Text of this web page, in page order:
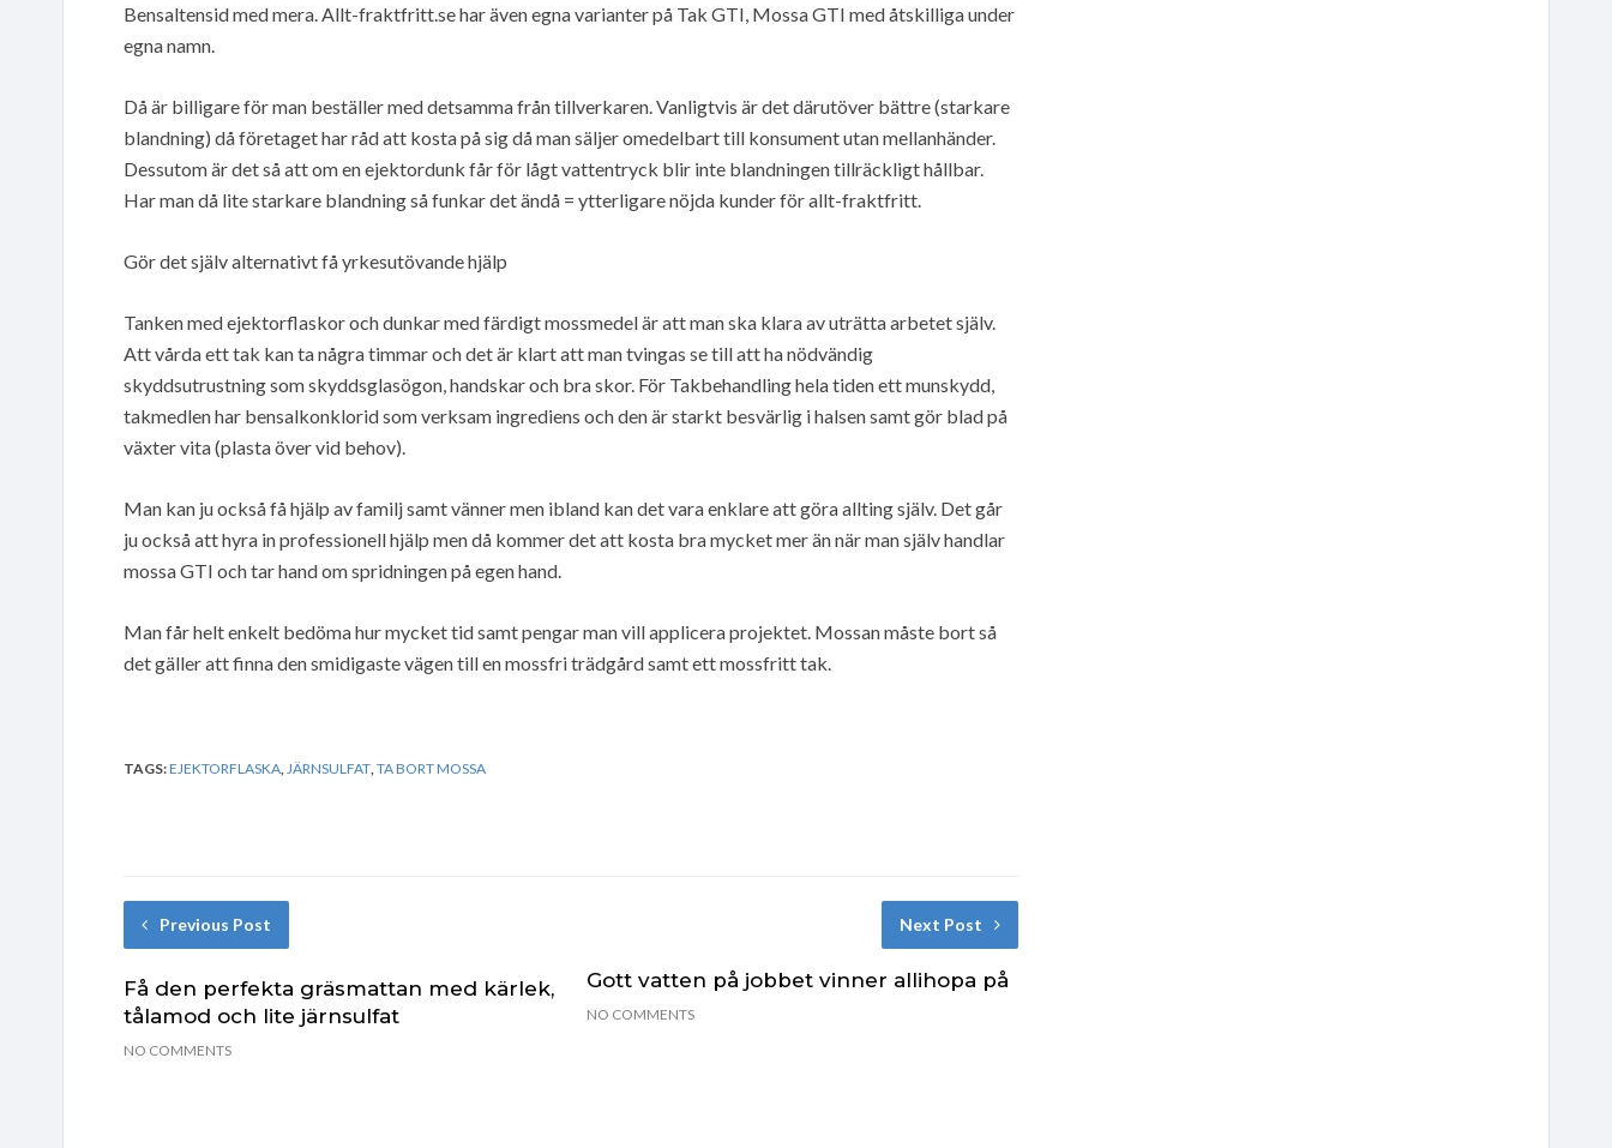
Bensaltensid med mera. Allt-fraktfritt.se har även egna varianter på Tak GTI, Mossa GTI med åtskilliga under
egna namn.
Då är billigare för man beställer med detsamma från tillverkaren. Vanligtvis är det därutöver bättre (starkare
blandning) då företaget har råd att kosta på sig då man säljer omedelbart till konsument utan mellanhänder.
Dessutom är det så att om en ejektordunk får för lågt vattentryck blir inte blandningen tillräckligt hållbar.
Har man då lite starkare blandning så funkar det ändå = ytterligare nöjda kunder för allt-fraktfritt.
Gör det själv alternativt få yrkesutövande hjälp
Tanken med ejektorflaskor och dunkar med färdigt mossmedel är att man ska klara av uträtta arbetet själv.
Att vårda ett tak kan ta några timmar och det är klart att man tvingas se till att ha nödvändig
skyddsutrustning som skyddsglasögon, handskar och bra skor. För Takbehandling hela tiden ett munskydd,
takmedlen har bensalkonklorid som verksam ingrediens och den är starkt besvärlig i halsen samt gör blad på
växter vita (plasta över vid behov).
Man kan ju också få hjälp av familj samt vänner men ibland kan det vara enklare att göra allting själv. Det går
ju också att hyra in professionell hjälp men då kommer det att kosta bra mycket mer än när man själv handlar
mossa GTI och tar hand om spridningen på egen hand.
Man får helt enkelt bedöma hur mycket tid samt pengar man vill applicera projektet. Mossan måste bort så
det gäller att finna den smidigaste vägen till en mossfri trädgård samt ett mossfritt tak.
TAGS:EJEKTORFLASKA JÄRNSULFAT TA BORT MOSSA
Previous Post
Få den perfekta gräsmattan med kärlek,
tålamod och lite järnsulfat
NO COMMENTS
Next Post
Gott vatten på jobbet vinner allihopa på
NO COMMENTS